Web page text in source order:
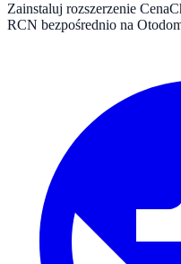
Zainstaluj rozszerzenie
RCN bezpośrednio na